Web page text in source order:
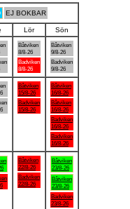
EJ BOKBAR
Lör
Sön
Båtviken
8/8-26
Badviken
8/8-26
Båtviken
9/8-26
Badviken
9/8-26
Båtviken
15/8-26
Badviken
15/8-26
Båtviken
16/8-26
Båtviken
16/8-26
Badviken
16/8-26
Badviken
16/8-26
Båtviken
22/8-26
Badviken
22/8-26
Båtviken
23/8-26
Båtviken
23/8-26
Badviken
23/8-26